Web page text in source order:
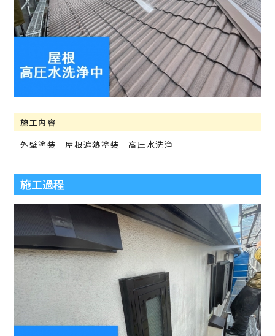
施工内容
外壁塗装 屋根遮熱塗装 高圧水洗浄
施工過程